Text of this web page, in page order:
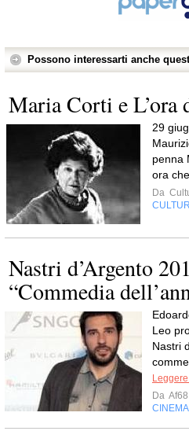
Possono interessarti anche
Maria Corti e L’ora
29
penna
ora
Da
Nastri d’Argento
“Commedia
Leo
Nastri
Da Af68
CINEMA